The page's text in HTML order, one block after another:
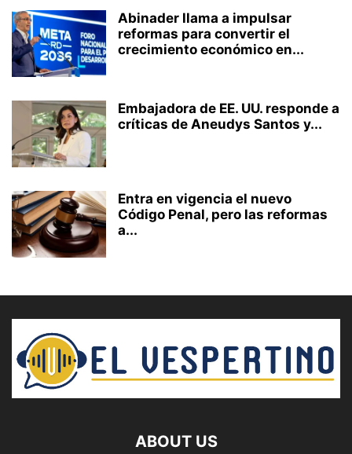
Abinader llama a impulsar
reformas para convertir el
crecimiento económico en...
Embajadora de EE. UU. responde a
críticas de Aneudys Santos y...
Entra en vigencia el nuevo
Código Penal, pero las reformas
a...
ABOUT US